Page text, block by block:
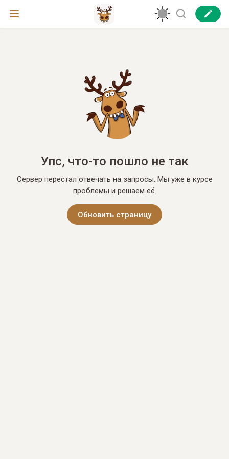
Упс, что-то пошло не так
Сервер перестал отвечать на запросы. Мы уже в курсе
проблемы и решаем её.
Обновить страницу